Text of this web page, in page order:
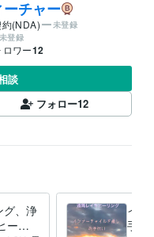
チャー
(NDA) 未登録
未登録
ロワー12
談
フォロー12
グ、浄
ーリ
イン
手伝